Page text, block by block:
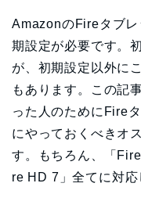
AmazonのFireタブレ
期設定が必要です。
が、初期設定以外に
もあります。この記
った人のためにFire
にやっておくべきオ
す。もちろん、「
re HD 7」全てに対応